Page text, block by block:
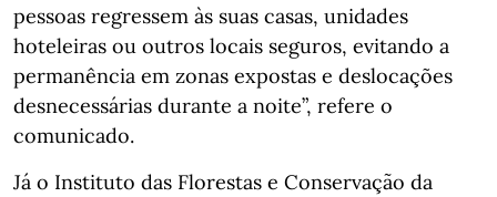
pessoas regressem às suas casas, unidades
hoteleiras ou outros locais seguros, evitando a
permanência em zonas expostas e deslocações
desnecessárias durante a noite”, refere o
comunicado.
Já o Instituto das Florestas e Conservação da